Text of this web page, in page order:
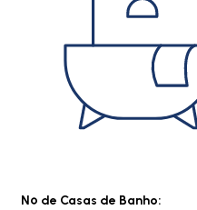
Nº de Casas de Banho: